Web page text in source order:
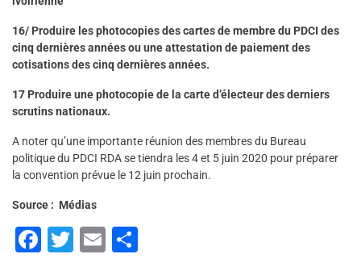
16/ Produire les photocopies des cartes de membre du PDCI des
cinq dernières années ou une attestation de paiement des
cotisations des cinq dernières années.
17 Produire une photocopie de la carte d’électeur des derniers
scrutins nationaux.
A noter qu’une importante réunion des membres du Bureau
politique du PDCI RDA se tiendra les 4 et 5 juin 2020 pour préparer
la convention prévue le 12 juin prochain.
Source : Médias
F
T
E